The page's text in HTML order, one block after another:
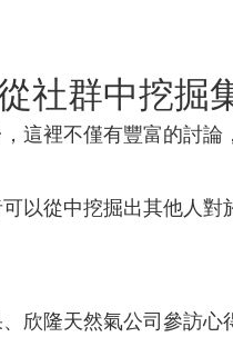
社群中挖掘
這裡不僅有豐富的討論
以從中挖掘出其他人對
欣隆天然氣公司參訪